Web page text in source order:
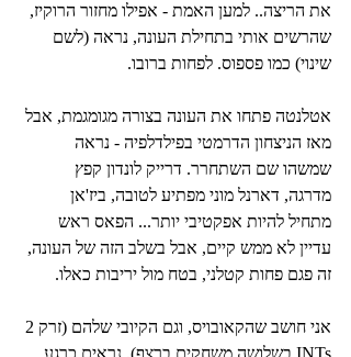
את הריצה.. למען האמת - אפילו מחזור הרוקיז,
שהרשים אותי בתחילת העונה, נראה (לשם
שינוי) כמו פספוס. לפחות ברובו.
אטלנטה פתחו את העונה בצורה מגומגמת, אבל
מאז הניצחון הדרמטי בפילדלפיה - נראה
שמשהו שם השתחרר. דרייק לונדון קפץ
מדרגה, דארנל מוני מפתיע לטובה, ביז'אן
מתחיל להיות אפקטיבי יותר... הפאס ראש
עדיין לא ממש קיים, אבל בשלב הזה של העונה,
זה פגם פחות קטלני, בטח מול יריבות כאלו.
INTs בשלושה משחקים ברצף), נראים כרגע